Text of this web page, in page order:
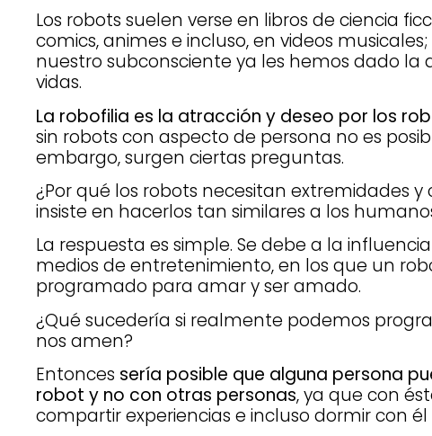
Los robots suelen verse en libros de ciencia
comics, animes e incluso, en videos
nuestro subconsciente ya les hemos dado la
vidas.
La robofilia es la atracción y deseo por los
sin robots con aspecto de persona no es
embargo, surgen ciertas preguntas.
¿Por qué los robots necesitan extremidades y
insiste en hacerlos tan similares a los
La respuesta es simple. Se debe a la
medios de entretenimiento, en los que un
programado para amar y ser amado.
¿Qué sucedería si realmente podemos
nos amen?
Entonces sería posible que alguna persona
robot y no con otras personas, ya que con
compartir experiencias e incluso dormir con